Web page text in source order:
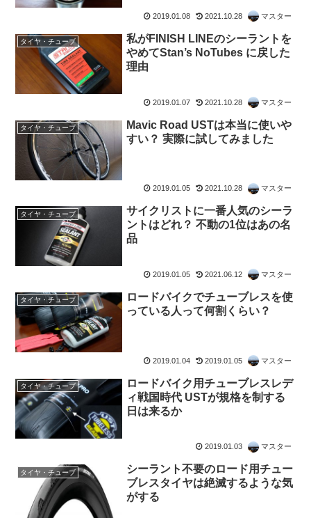
2019.01.08 2021.10.28 マスター
タイヤ・チューブ
私がFINISH LINEのシーラントを
やめてStan’s NoTubes に戻した
理由
2019.01.07 2021.10.28 マスター
タイヤ・チューブ
Mavic Road USTは本当に使いや
すい？ 実際に試してみました
2019.01.05 2021.10.28 マスター
タイヤ・チューブ
サイクリストに一番人気のシーラ
ントはどれ？ 不動の1位はあの名
品
2019.01.05 2021.06.12 マスター
タイヤ・チューブ
ロードバイクでチューブレスを使
っている人って何割くらい？
2019.01.04 2019.01.05 マスター
タイヤ・チューブ
ロードバイク用チューブレスレデ
ィ戦国時代 USTが規格を制する
日は来るか
2019.01.03 マスター
タイヤ・チューブ
シーラント不要のロード用チュー
ブレスタイヤは絶滅するような気
がする